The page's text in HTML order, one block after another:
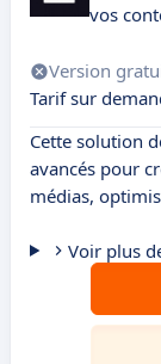
vos
Version
Tarif sur
Cette solution
avancés pour
médias,
Voir plus